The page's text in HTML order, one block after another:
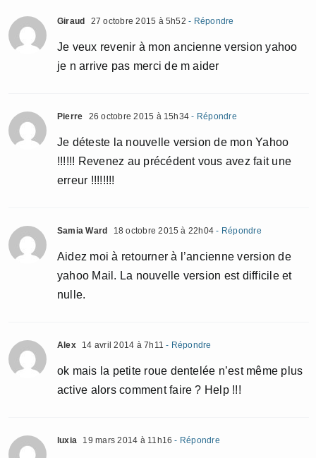
Giraud 27 octobre 2015 à 5h52 - Répondre
Je veux revenir à mon ancienne version yahoo
je n arrive pas merci de m aider
Pierre 26 octobre 2015 à 15h34 - Répondre
Je déteste la nouvelle version de mon Yahoo
!!!!!! Revenez au précédent vous avez fait une
erreur !!!!!!!!
Samia Ward 18 octobre 2015 à 22h04 - Répondre
Aidez moi à retourner à l’ancienne version de
yahoo Mail. La nouvelle version est difficile et
nulle.
Alex 14 avril 2014 à 7h11 - Répondre
ok mais la petite roue dentelée n’est même plus
active alors comment faire ? Help !!!
luxia 19 mars 2014 à 11h16 - Répondre